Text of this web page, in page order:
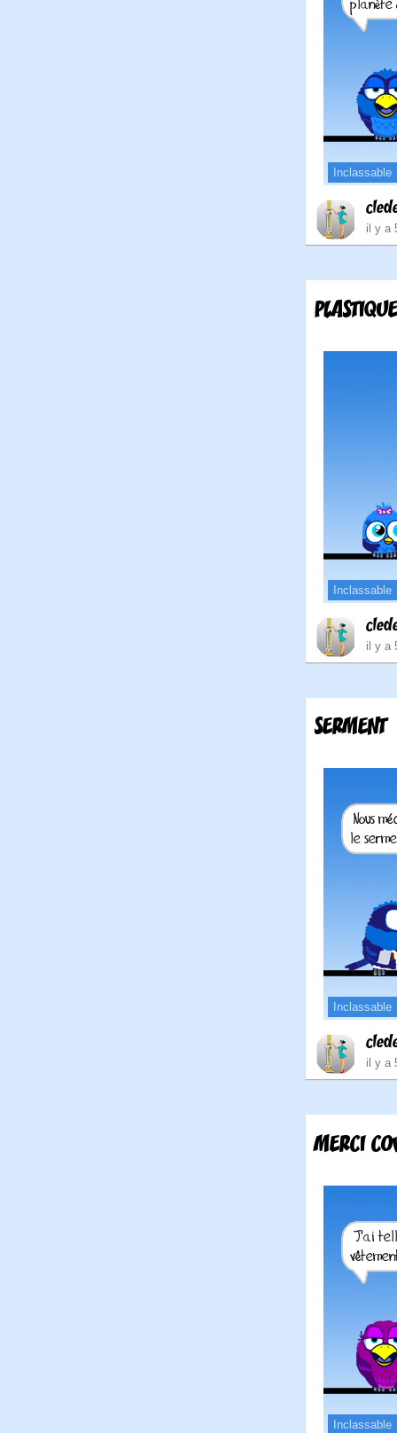
Inclassable
il y a
Inclassable
il y a
SERMENT
Inclassable
il y a
MERCI
Inclassable